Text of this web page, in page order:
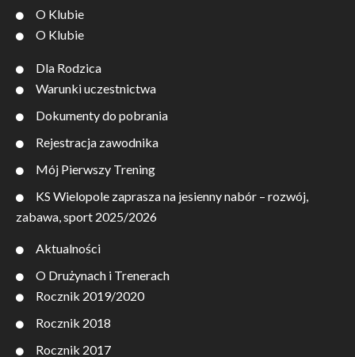
O Klubie
O Klubie
Dla Rodzica
Warunki uczestnictwa
Dokumenty do pobrania
Rejestracja zawodnika
Mój Pierwszy Trening
KS Wielopole zaprasza na jesienny nabór – rozwój,
zabawa, sport 2025/2026
Aktualności
O Drużynach i Trenerach
Rocznik 2019/2020
Rocznik 2018
Rocznik 2017